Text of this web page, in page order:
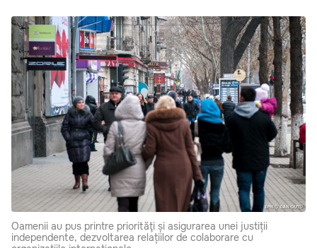
Oamenii au pus printre priorităţi și asigurarea unei justiții
independente, dezvoltarea relațiilor de colaborare cu